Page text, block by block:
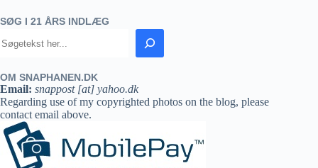
SØG I 21 ÅRS INDLÆG
OM SNAPHANEN.DK
Email: snappost [at] yahoo.dk
Regarding use of my copyrighted photos on the blog, please
contact email above.